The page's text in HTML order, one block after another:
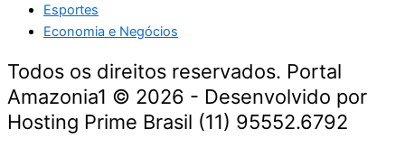
Esportes
Economia e Negócios
Todos os direitos reservados. Portal
Amazonia1 © 2026 - Desenvolvido por
Hosting Prime Brasil (11) 95552.6792